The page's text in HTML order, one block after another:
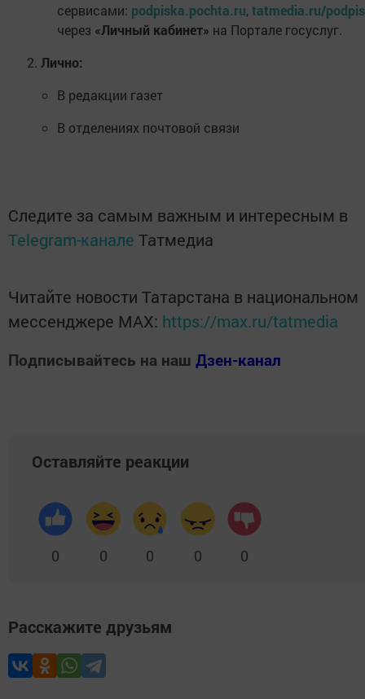
сервисами: podpiska.pochta.ru,tatmedia.ru/
через «Личный кабинет» на Портале госуслуг.
Лично:
В редакции газет
В отделениях почтовой связи
Следите за самым важным и интересным в
Telegram-канале Татмедиа
Читайте новости Татарстана в национальном
мессенджере MАХ: https://max.ru/tatmedia
Подписывайтесь на наш Дзен-канал
Оставляйте реакции
0 0 0 0 0
Расскажите друзьям